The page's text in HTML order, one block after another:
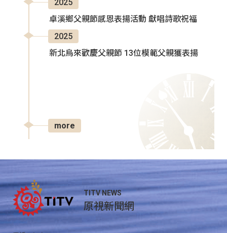
2025
卓溪鄉父親節感恩表揚活動 獻唱詩歌祝福
2025
新北烏來歡慶父親節 13位模範父親獲表揚
more
TITV NEWS
原視新聞網